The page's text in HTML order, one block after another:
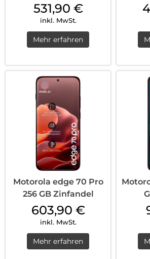
531,90 €
inkl. MwSt.
Mehr erfahren
Motorola edge 70 Pro
256 GB Zinfandel
603,90 €
inkl. MwSt.
Mehr erfahren